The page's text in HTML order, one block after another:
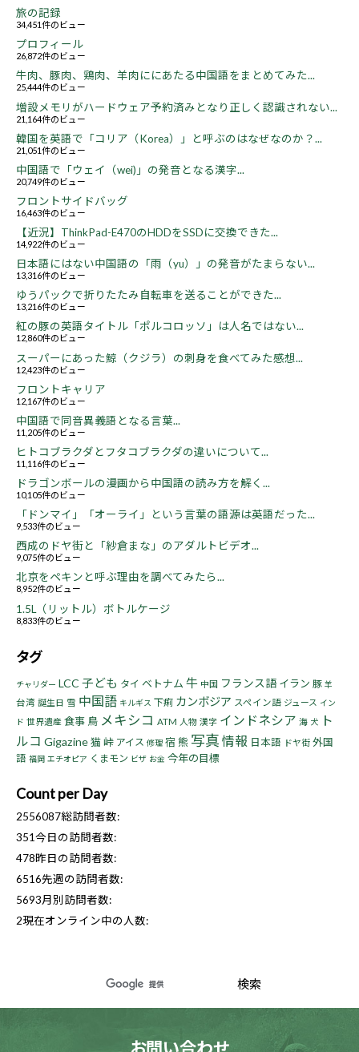
旅の記録
34,451件のビュー
プロフィール
26,872件のビュー
牛肉、豚肉、鶏肉、羊肉ににあたる中国語をまとめてみた...
25,444件のビュー
増設メモリがハードウェア予約済みとなり正しく認識されない...
21,164件のビュー
韓国を英語で「コリア（Korea）」と呼ぶのはなぜなのか？...
21,051件のビュー
中国語で「ウェイ（wei)」の発音となる漢字...
20,749件のビュー
フロントサイドバッグ
16,463件のビュー
【近況】ThinkPad-E470のHDDをSSDに交換できた...
14,922件のビュー
日本語にはない中国語の「雨（yu）」の発音がたまらない...
13,316件のビュー
ゆうパックで折りたたみ自転車を送ることができた...
13,216件のビュー
紅の豚の英語タイトル「ポルコロッソ」は人名ではない...
12,860件のビュー
スーパーにあった鯨（クジラ）の刺身を食べてみた感想...
12,423件のビュー
フロントキャリア
12,167件のビュー
中国語で同音異義語となる言葉...
11,205件のビュー
ヒトコブラクダとフタコブラクダの違いについて...
11,116件のビュー
ドラゴンボールの漫画から中国語の読み方を解く...
10,105件のビュー
「ドンマイ」「オーライ」という言葉の語源は英語だった...
9,533件のビュー
西成のドヤ街と「紗倉まな」のアダルトビデオ...
9,075件のビュー
北京をペキンと呼ぶ理由を調べてみたら...
8,952件のビュー
1.5L（リットル）ボトルケージ
8,833件のビュー
タグ
チャリダー LCC 子ども タイ ベトナム 牛 中国 フランス語 イラン 豚 羊
台湾 誕生日 雪 中国語 キルギス 下痢 カンボジア スペイン語 ジュース イン
ド 世界遺産 食事 鳥 メキシコ ATM 人物 漢字 インドネシア 海 犬
ト
ルコ Gigazine猫峠 アイス 修理 宿 熊 写真 情報 日本語 ドヤ街 外国
語 福岡 エチオピア くまモン ビザ お金 今年の目標
Count per Day
2556087総訪問者数:
351今日の訪問者数:
478昨日の訪問者数:
6516先週の訪問者数:
5693月別訪問者数:
2現在オンライン中の人数: